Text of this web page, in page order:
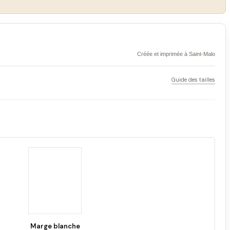
Créée et imprimée à Saint-Malo
Guide des tailles
Marge blanche